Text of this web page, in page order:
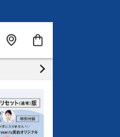
salon
ー
ト